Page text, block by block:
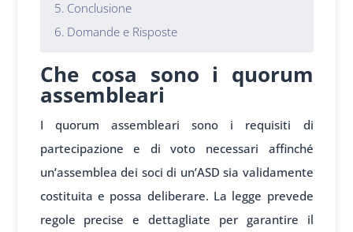
Conclusione
Domande e Risposte
Che cosa sono i quorum
assembleari
I quorum assembleari sono i requisiti di
partecipazione e di voto necessari affinché
un’assemblea dei soci di un’ASD sia validamente
costituita e possa deliberare. La legge prevede
regole precise e dettagliate per garantire il